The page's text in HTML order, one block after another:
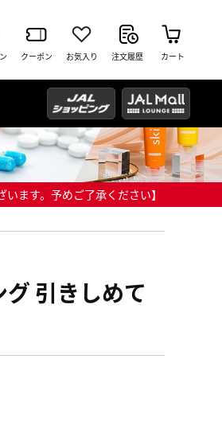
クーポン お気入り 注文履歴 カート
ます。予めご了承ください】
引きしめて